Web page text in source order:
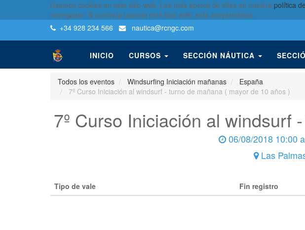
Usamos cookies en este sitio web. Lea más acerca de ellas en nuestra política
navegador. Si continúa usando este sitio web, está aceptándolas.
+34 928 234 566
nautica@rcngc.com
INICIO CURSOS SECCIÓN NÁUTICA
Todos los eventos Windsurfing Iniciación mañanas
España
7º Curso Iniciación al windsurf - turno de mañana ( mayor de 10 años )
7º Curso Iniciación al windsurf
06/08/2018 10:00 a
Las
Tipo de vale Fin registro